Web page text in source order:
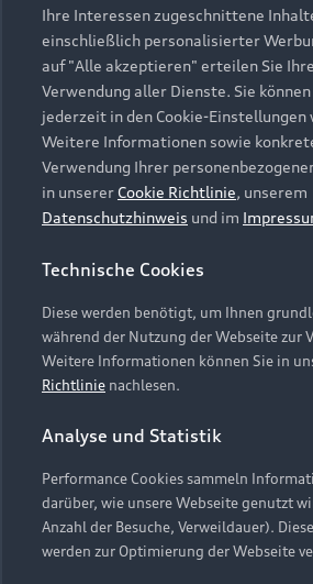
Elektromodelle
Plug-in-Hybride
Gebrauchtwagensuche
Gebrauchtwagen
Finanzierung
Aktionen & Angebote
Geschäftskunden
Saisonale Angebote
Audi Services
Garantie
Audi digital services
myAudi
Support
Kundenservice
Händlersuche
Audi Code
Online-Terminvereinbarung
Servicekontakt
Vertrag widerrufen
Über Audi
Unternehmen
Karriere
Investor Relations
Presse & Media Center
Datenschutz
Audi erleben
Newsletter
Impressum Rechtliches
Datenschutzinformation
Cookie-
Cookie-Richtlinie
Barrierefreiheit
Hinweis: Die aktuelle Darstellung
Embleme am Fahrzeug bei allen
Webseite kann abweichen.
Ihre Interessen zugeschnittene
einschließlich personalisierter
auf "Alle akzeptieren" erteilen Sie
Verwendung aller Dienste. Sie
jederzeit in den Cookie-Einstellungen
Weitere Informationen sowie
Verwendung Ihrer
in unserer Cookie Richtlinie, unserem
Datenschutzhinweis und im
Technische Cookies
Diese werden benötigt, um Ihnen
während der Nutzung der Webseite zur
Weitere Informationen können Sie in
Richtlinie nachlesen.
Analyse und Statistik
Performance Cookies sammeln
darüber, wie unsere Webseite genutzt
Anzahl der Besuche, Verweildauer).
werden zur Optimierung der Webseite